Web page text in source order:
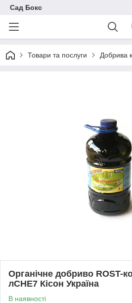
Сад Бокс
Товари та послуги Добрива
Органічне добриво ROST-
лCHE7 Кісон Україна
В наявності